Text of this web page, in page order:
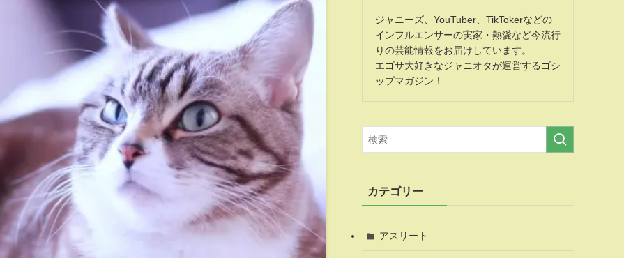
ジャニーズ、YouTuber、TikTokerなどの
インフルエンサーの実家・熱愛など今流行
りの芸能情報をお届けしています。
エゴサ大好きなジャニオタが運営するゴシ
ップマガジン！
カテゴリー
アスリート